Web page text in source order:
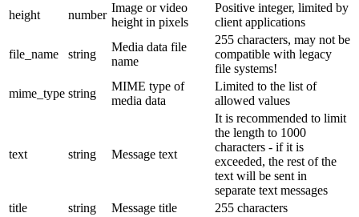
height
number
Image or video
height in pixels
Positive integer, limited by
client applications
file_name string
Media data file
name
255 characters, may not be
compatible with legacy
file systems!
mime_type string
MIME type of
media data
Limited to the list of
allowed values
text string Message text
It is recommended to limit
the length to 1000
characters - if it is
exceeded, the rest of the
text will be sent in
separate text messages
title
string Message title
255 characters